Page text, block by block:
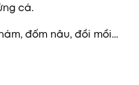
cá.
đốm nâu, đồi mồi...